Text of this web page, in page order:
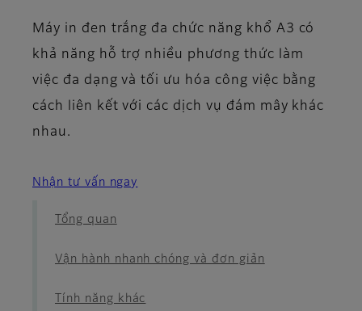
Máy in đen trắng đa chức năng khổ A3 có
khả năng hỗ trợ nhiều phương thức làm
việc đa dạng và tối ưu hóa công việc bằng
cách liên kết với các dịch vụ đám mây khác
nhau.
Nhận tư vấn ngay
Tổng quan
Vận hành nhanh chóng và đơn giản
Tính năng khác